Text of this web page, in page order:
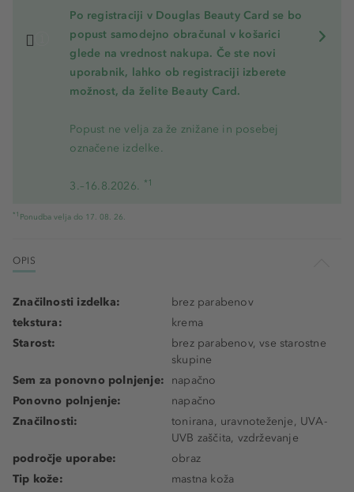
Po registraciji v Douglas Beauty Card se bo
popust samodejno obračunal v košarici
glede na vrednost nakupa. Če ste novi
uporabnik, lahko ob registraciji izberete
možnost, da želite Beauty Card.
Popust ne velja za že znižane in posebej
označene izdelke.
3.–16.8.2026. *1
*1 Ponudba velja do 17. 08. 26.
OPIS
Značilnosti izdelka:
brez parabenov
tekstura:
krema
Starost:
brez parabenov, vse starostne
skupine
Sem za ponovno polnjenje:
napačno
Ponovno polnjenje:
napačno
Značilnosti:
tonirana, uravnoteženje, UVA-
UVB zaščita, vzdrževanje
področje uporabe:
obraz
Tip kože:
mastna koža